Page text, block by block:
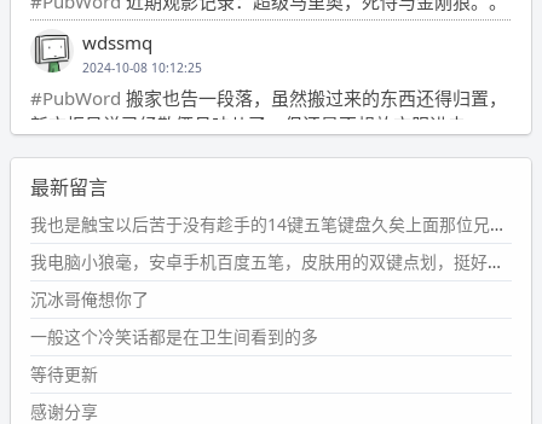
wdssmq
2024-10-08 10:12:25
#PubWord 搬家也告一段落，虽然搬过来的东西还得归置，
新衣柜虽说已经散俩月味儿了，但还是不想放衣服进去。
wdssmq
2024-09-23 21:00:49
#PubWord要不我每年汇总整理一次？？碎雨集_沉冰浮水_
第1页https://www.wdssmq.com/tag/%E7%A2%8E%E9%9
B%A8%E9%9B%86/
wdssmq
2024-09-23 20:58:40
#PubWord
条嘟？？？？
最新留言
我也是触宝以后苦于没有趁手的14键五笔键盘久矣上面那位兄台用的百度双键点划布局我也用过很久，那个皮肤做得很粗糙，个别键位的触发区域是错位的，快速打字时很容易出错，修改它的皮肤文件校正后勉强能用，但早年出的皮肤分辨率太低，实在谈不上美观。百度小米定制版的商店里有一个"小黑板"皮肤还不错(百度官方输入法商店里没有)，但那个风格我不喜欢这两天找到了一个叫"森林集"的公众号，开发了海量的皮肤，很多都有14键版本，付费但很便宜，几块钱，终于有自己满意的输入法了搜了一下，这个工作室还是百度的官方合作伙伴，不知道为什么14键作品都不在官方商店上架，难道是百度官方在刻意放弃14键？
我电脑小狼毫，安卓手机百度五笔，皮肤用的双键点划，挺好的。
沉冰哥俺想你了
一般这个冷笑话都是在卫生间看到的多
等待更新
感谢分享